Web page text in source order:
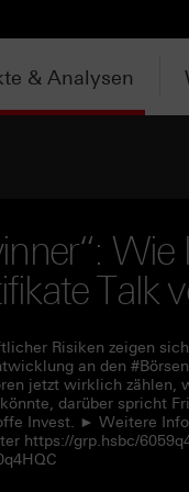
& Analysen
Talk
Risiken zeigen
an den
jetzt wirklich zählen,
darüber spricht
Invest. ► Weitere
https://grp.hsbc/